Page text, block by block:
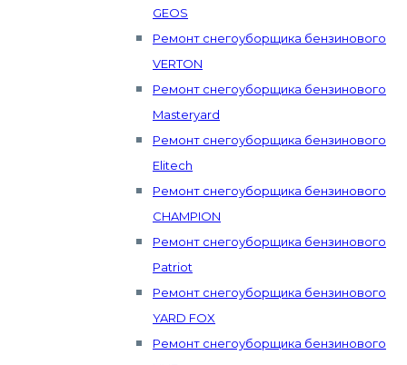
GEOS
Ремонт снегоуборщика бензинового
VERTON
Ремонт снегоуборщика бензинового
Masteryard
Ремонт снегоуборщика бензинового
Elitech
Ремонт снегоуборщика бензинового
CHAMPION
Ремонт снегоуборщика бензинового
Patriot
Ремонт снегоуборщика бензинового
YARD FOX
Ремонт снегоуборщика бензинового